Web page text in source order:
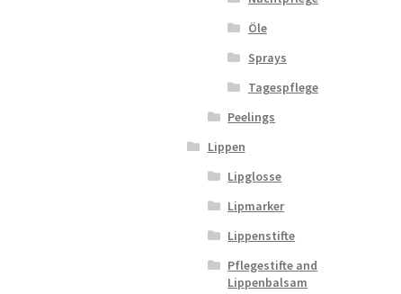
Öle
Sprays
Tagespflege
Peelings
Lippen
Lipglosse
Lipmarker
Lippenstifte
Pflegestifte and
Lippenbalsam